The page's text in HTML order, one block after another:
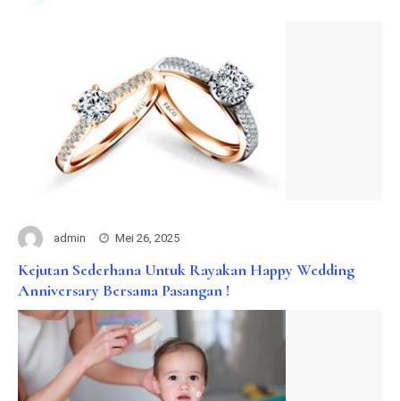
admin Mei 26, 2025
Kejutan Sederhana Untuk Rayakan Happy Wedding
Anniversary Bersama Pasangan !